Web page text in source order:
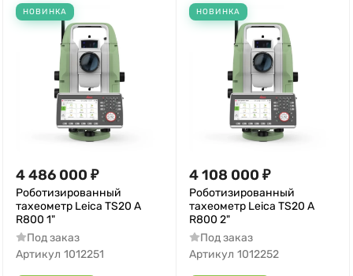
НОВИНКА
4 486 000 ₽
Роботизированный
тахеометр Leica TS20 A
R800 1"
Под заказ
Артикул 1012251
НОВИНКА
4 108 000 ₽
Роботизированный
тахеометр Leica TS20 A
R800 2"
Под заказ
Артикул 1012252